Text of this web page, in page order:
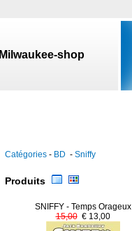
Milwaukee-shop
Catégories- BD - Sniffy
Produits
SNIFFY - Temps Orageux
15,00€ 13,00